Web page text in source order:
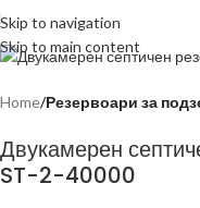
Skip to navigation
Skip to main content
Home Резервоари за
Двукамерен
ST-2-40000